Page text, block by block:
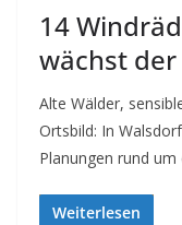
14
wächst
Alte Wälder,
Ortsbild: In
Planungen rund
Weiterlesen